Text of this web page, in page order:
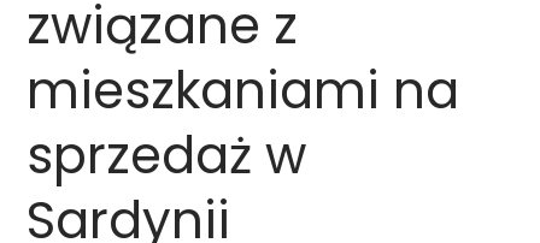
związane z
mieszkaniami na
sprzedaż w
Sardynii